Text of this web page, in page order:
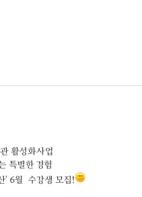
활성화사업
특별한 경험
' 6월 수강생 모집!